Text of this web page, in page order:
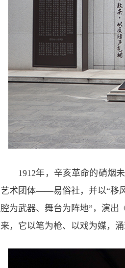
1912年，辛亥革命的硝烟未
艺术团体——易俗社，并以“移
腔为武器、舞台为阵地”，演出
来，它以笔为枪、以戏为媒，